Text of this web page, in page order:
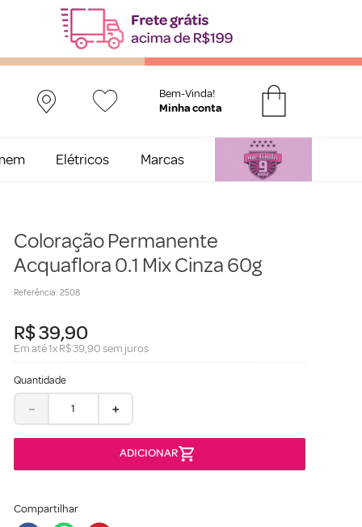
Bem-Vinda!
Elétricos Marcas
Coloração Permanente
Acquaflora 0.1 Mix Cinza 60g
Referência: 2508
R$39,90
Em até1xR$39,90sem juros
Quantidade
＋
－
Compartilhar